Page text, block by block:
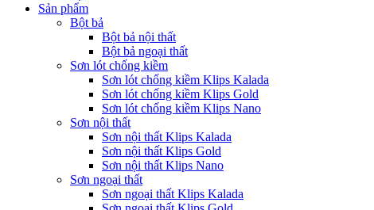
Sản phẩm
Bột bả
Bột bả nội thất
Bột bả ngoại thất
Sơn lót chống kiềm
Sơn lót chống kiềm Klips Kalada
Sơn lót chống kiềm Klips Gold
Sơn lót chống kiềm Klips Nano
Sơn nội thất
Sơn nội thất Klips Kalada
Sơn nội thất Klips Gold
Sơn nội thất Klips Nano
Sơn ngoại thất
Sơn ngoại thất Klips Kalada